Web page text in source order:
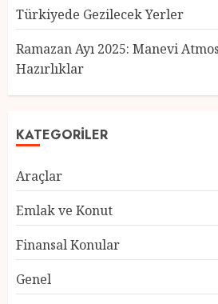
Türkiyede Gezilecek Yerler
Ramazan Ayı 2025: Manevi
Hazırlıklar
KATEGORILER
Araçlar
Emlak ve Konut
Finansal Konular
Genel
Türkiye’nin
Seçildi
12 MART 2025
4